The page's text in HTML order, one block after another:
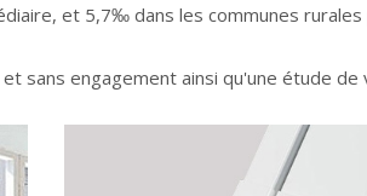
et 5,7‰ dans les communes rurales
sans engagement ainsi qu'une étude de